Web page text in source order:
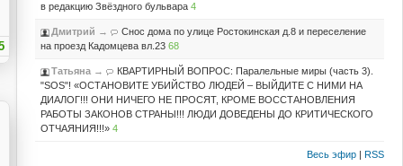
в редакцию Звёздного бульвара 4
Дмитрий →
Снос дома по улице Ростокинская д.8 и переселение
на проезд Кадомцева вл.23 68
Татьяна→
КВАРТИРНЫЙ ВОПРОС: Паралельные миры (часть 3).
"SOS"! «ОСТАНОВИТЕ УБИЙСТВО ЛЮДЕЙ – ВЫЙДИТЕ С НИМИ НА
ДИАЛОГ!!! ОНИ НИЧЕГО НЕ ПРОСЯТ, КРОМЕ ВОССТАНОВЛЕНИЯ
РАБОТЫ ЗАКОНОВ СТРАНЫ!!! ЛЮДИ ДОВЕДЕНЫ ДО КРИТИЧЕСКОГО
ОТЧАЯНИЯ!!!» 4
Весь эфир| RSS